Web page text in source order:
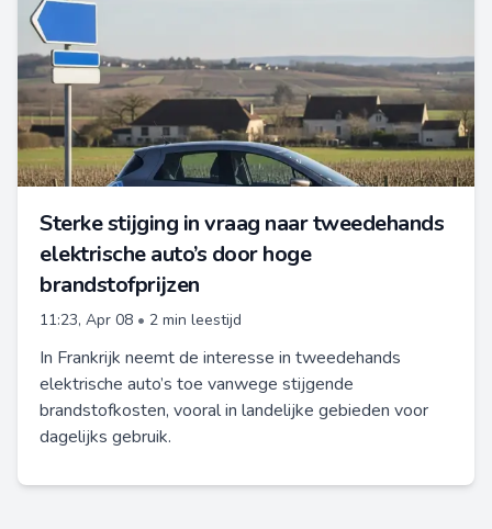
Sterke stijging in vraag naar tweedehands
elektrische auto’s door hoge
brandstofprijzen
11:23, Apr 08 • 2 min leestijd
In Frankrijk neemt de interesse in tweedehands
elektrische auto’s toe vanwege stijgende
brandstofkosten, vooral in landelijke gebieden voor
dagelijks gebruik.